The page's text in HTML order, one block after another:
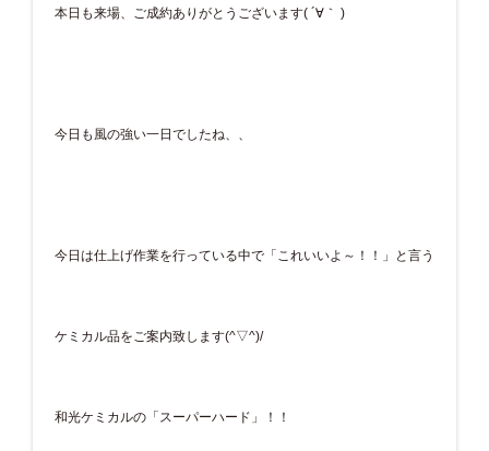
本日も来場、ご成約ありがとうございます( ´∀｀ )
今日も風の強い一日でしたね、、
今日は仕上げ作業を行っている中で「これいいよ～！！」と言う
ケミカル品をご案内致します(^▽^)/
和光ケミカルの「スーパーハード」！！